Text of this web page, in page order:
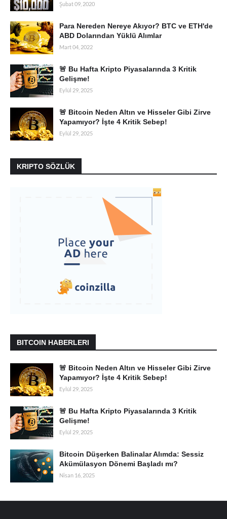
Şubat 09, 2020
Para Nereden Nereye Akıyor? BTC ve ETH'de
ABD Dolarından Yüklü Alımlar
Mart 04, 2022
🚨 Bu Hafta Kripto Piyasalarında 3 Kritik
Gelişme!
Eylül 29, 2025
🚨 Bitcoin Neden Altın ve Hisseler Gibi Zirve
Yapamıyor? İşte 4 Kritik Sebep!
Eylül 29, 2025
KRIPTO SÖZLÜK
BITCOIN HABERLERI
🚨 Bitcoin Neden Altın ve Hisseler Gibi Zirve
Yapamıyor? İşte 4 Kritik Sebep!
Eylül 29, 2025
🚨 Bu Hafta Kripto Piyasalarında 3 Kritik
Gelişme!
Eylül 29, 2025
Bitcoin Düşerken Balinalar Alımda: Sessiz
Akümülasyon Dönemi Başladı mı?
Nisan 16, 2025